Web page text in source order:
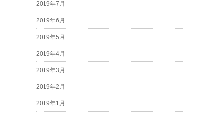
2019年7月
2019年6月
2019年5月
2019年4月
2019年3月
2019年2月
2019年1月